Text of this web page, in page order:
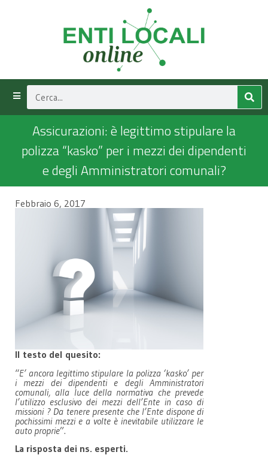
Assicurazioni: è legittimo stipulare la
polizza “kasko” per i mezzi dei dipendenti
e degli Amministratori comunali?
Febbraio 6, 2017
Il testo del quesito:
“E’ ancora legittimo stipulare la polizza ‘kasko’per
i mezzi dei dipendenti e degli Amministratori
comunali, alla luce della normativa che prevede
l’utilizzo esclusivo dei mezzi dell’Ente in caso di
missioni ?Da tenere presente che l’Ente dispone di
pochissimi mezzi e a volte è inevitabile utilizzare le
auto proprie”.
La risposta dei ns. esperti.